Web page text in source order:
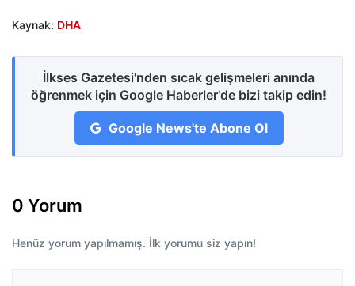
Kaynak: DHA
İlkses Gazetesi'nden sıcak gelişmeleri anında
öğrenmek için Google Haberler'de bizi takip edin!
Google News'te Abone Ol
0 Yorum
Henüz yorum yapılmamış. İlk yorumu siz yapın!